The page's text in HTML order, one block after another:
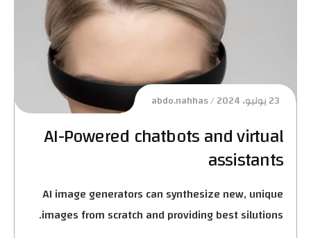
23 يوليو، 2024 abdo.nahhas
AI-Powered chatbots and virtual
assistants
AI image generators can synthesize new, unique
images from scratch and providing best silutions.